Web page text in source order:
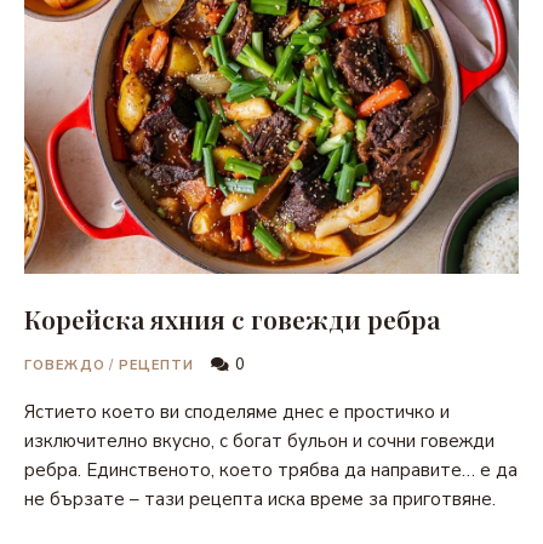
Корейска яхния с говежди ребра
ГОВЕЖДО / РЕЦЕПТИ 0
Ястието което ви споделяме днес е простичко и
изключително вкусно, с богат бульон и сочни говежди
ребра. Единственото, което трябва да направите… е да
не бързате – тази рецепта иска време за приготвяне.